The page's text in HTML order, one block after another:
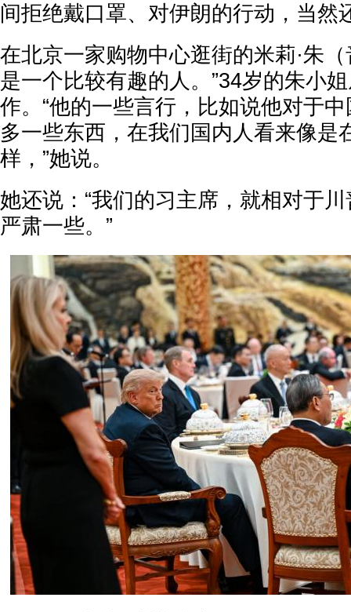
间拒绝戴口罩、对伊朗的行动，当然
在北京一家购物中心逛街的米莉·朱
是一个比较有趣的人。”34岁的朱小
作。“他的一些言行，比如说他对于
多一些东西，在我们国内人看来像是
样，”她说。
她还说：“我们的习主席，就相对于
严肃一些。”